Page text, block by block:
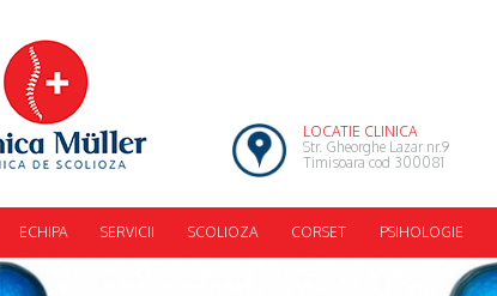
LOCATIE CLINICA
Str. Gheorghe Lazar nr.9
Timisoara cod 300081
ECHIPA SERVICII SCOLIOZA CORSET PSIHOLOGIE